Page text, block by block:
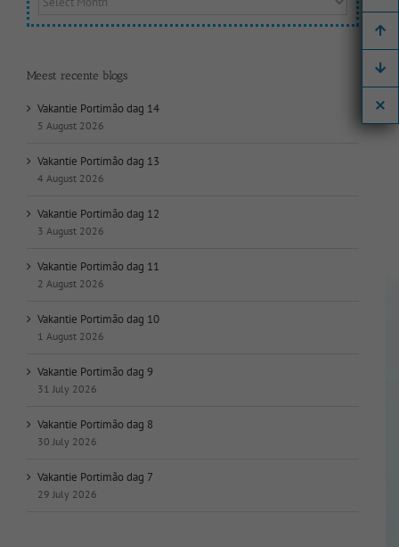
op
datum:
Meest recente blogs
Vakantie Portimão dag 14
5 August 2026
Vakantie Portimão dag 13
4 August 2026
Vakantie Portimão dag 12
3 August 2026
Vakantie Portimão dag 11
2 August 2026
Vakantie Portimão dag 10
1 August 2026
Vakantie Portimão dag 9
31 July 2026
Vakantie Portimão dag 8
30 July 2026
Vakantie Portimão dag 7
29 July 2026